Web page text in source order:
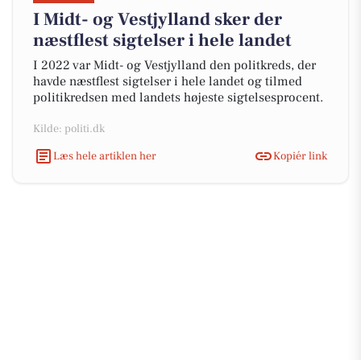
I Midt- og Vestjylland sker der
næstflest sigtelser i hele landet
I 2022 var Midt- og Vestjylland den politkreds, der
havde næstflest sigtelser i hele landet og tilmed
politikredsen med landets højeste sigtelsesprocent.
Kilde: politi.dk
Læs hele artiklen her
Kopiér link